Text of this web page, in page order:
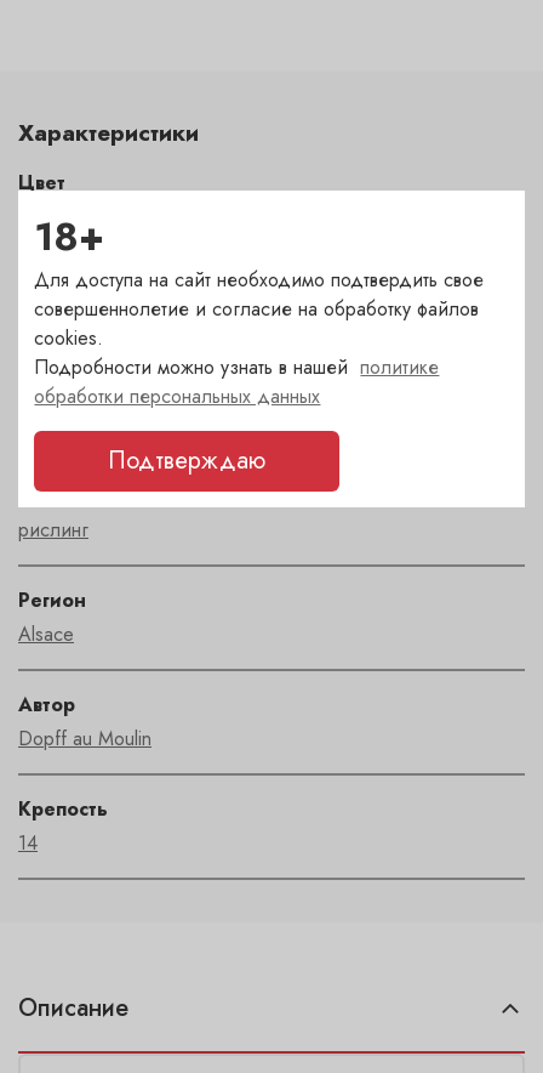
Характеристики
Цвет
белый
Сахар
полусухое
Страна
Франция
Сорт
рислинг
Регион
Alsace
Автор
Dopff au Moulin
Крепость
14
Описание
18+
Для доступа на сайт необходимо подтвердить свое
совершеннолетие и согласие на обработку файлов
cookies.
Подробности можно узнать в нашейполитике
обработки персональных данных
Подтверждаю